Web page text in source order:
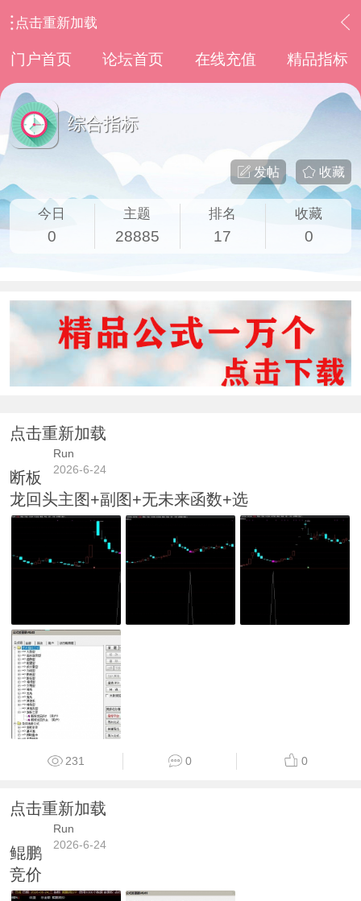
点击重新加载
门户首页 论坛首页 在线充值 精品指标
综合指标
收藏
发帖
今日
0
主题
28885
排名
17
收藏
0
点击重新加载
Run
2026-6-24
断板
龙回头主图+副图+无未来函数+选
231 0 0
点击重新加载
Run
2026-6-24
鲲鹏
竞价